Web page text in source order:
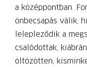
a középpontban.
önbecsapás válik,
lelepleződik a
csalódottak,
öltözötten,